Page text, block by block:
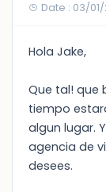
Date : 03/01/
Hola Jake,
Que tal! que
tiempo
algun lugar.
agencia de
desees.